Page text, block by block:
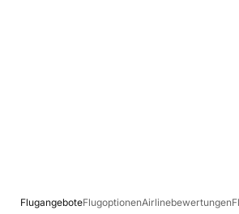
FlugangeboteFlugoptionenAirlinebewertungen